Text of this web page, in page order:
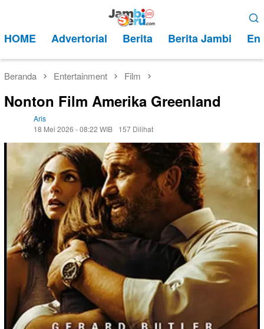
kontenMobile
HOME Advertorial Berita Berita Jambi
Beranda Entertainment Film
Nonton Film Amerika Greenland
Aris
18 Mei 2026 - 08:22 WIB
157 Dilihat